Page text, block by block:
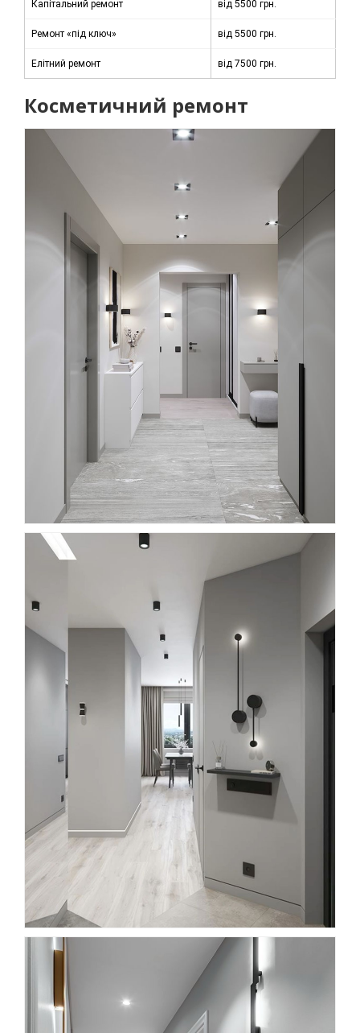
Капітальний ремонт від 5500 грн.
Ремонт «під ключ» від 5500 грн.
Елітний ремонт від 7500 грн.
Косметичний ремонт